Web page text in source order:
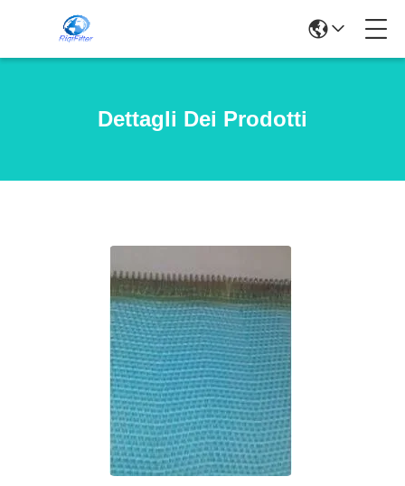
Dettagli Dei Prodotti